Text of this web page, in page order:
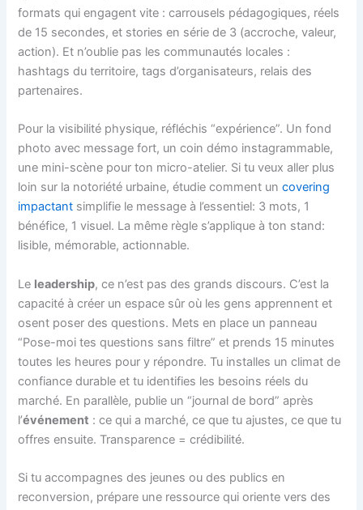
formats qui engagent vite : carrousels pédagogiques, réels
de 15 secondes, et stories en série de 3 (accroche, valeur,
action). Et n’oublie pas les communautés locales :
hashtags du territoire, tags d’organisateurs, relais des
partenaires.
Pour la visibilité physique, réfléchis “expérience”. Un fond
photo avec message fort, un coin démo instagrammable,
une mini-scène pour ton micro-atelier. Si tu veux aller plus
loin sur la notoriété urbaine, étudie comment uncovering
impactant simplifie le message à l’essentiel: 3 mots, 1
bénéfice, 1 visuel. La même règle s’applique à ton stand:
lisible, mémorable, actionnable.
Le leadership, ce n’est pas des grands discours. C’est la
capacité à créer un espace sûr où les gens apprennent et
osent poser des questions. Mets en place un panneau
“Pose-moi tes questions sans filtre” et prends 15 minutes
toutes les heures pour y répondre. Tu installes un climat de
confiance durable et tu identifies les besoins réels du
marché. En parallèle, publie un “journal de bord” après
l’événement : ce qui a marché, ce que tu ajustes, ce que tu
offres ensuite. Transparence = crédibilité.
Si tu accompagnes des jeunes ou des publics en
reconversion, prépare une ressource qui oriente vers des